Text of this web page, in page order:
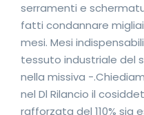
serramenti e
fatti condannare
mesi. Mesi
tessuto industriale del
nella missiva -
nel Dl Rilancio il
rafforzata del 110%